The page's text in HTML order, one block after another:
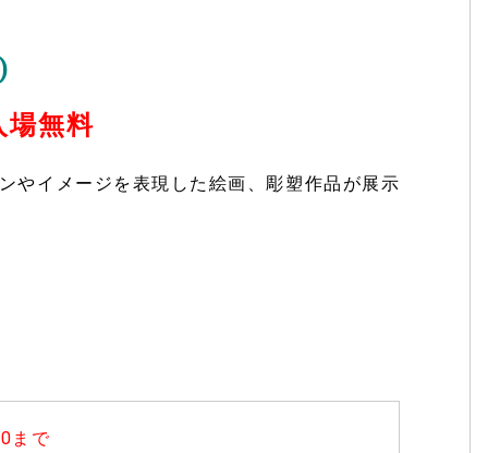
場無料
やイメージを表現した絵画、彫塑作品が展示
まで